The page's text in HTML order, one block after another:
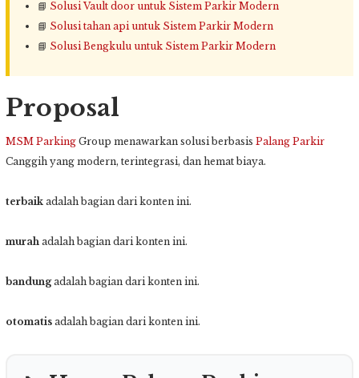
📘 Solusi Vault door untuk Sistem Parkir Modern
📘 Solusi tahan api untuk Sistem Parkir Modern
📘 Solusi Bengkulu untuk Sistem Parkir Modern
Proposal
MSM Parking Group menawarkan solusi berbasis Palang Parkir
Canggih yang modern, terintegrasi, dan hemat biaya.
terbaik adalah bagian dari konten ini.
murah adalah bagian dari konten ini.
bandungadalah bagian dari konten ini.
otomatis adalah bagian dari konten ini.